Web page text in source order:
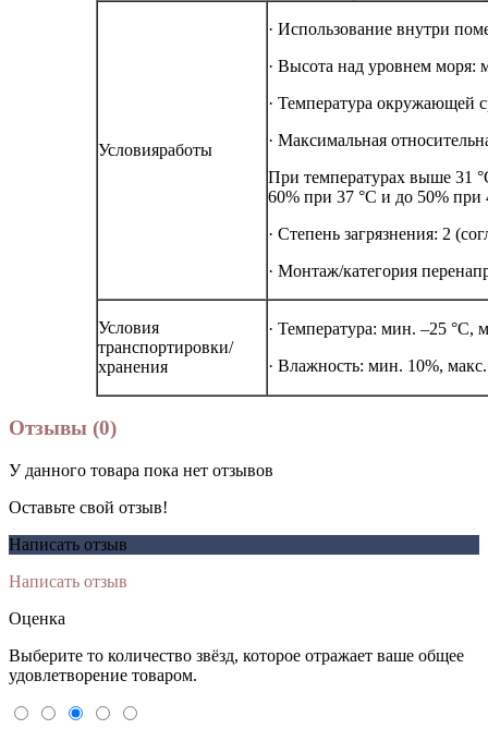
Условияработы
· Использование внутри
· Высота над уровнем моря:
· Температура окружающей
· Максимальная
При температурах выше 31
60% при 37 °C и до 50% при
· Степень загрязнения: 2
· Монтаж/категория
Условия
транспортировки/
хранения
· Температура: мин. –25 °C,
· Влажность: мин. 10%,
Отзывы (0)
У данного товара пока нет отзывов
Оставьте свой отзыв!
Написать отзыв
Написать отзыв
Оценка
Выберите то количество звёзд, которое отражает ваше общее
удовлетворение товаром.